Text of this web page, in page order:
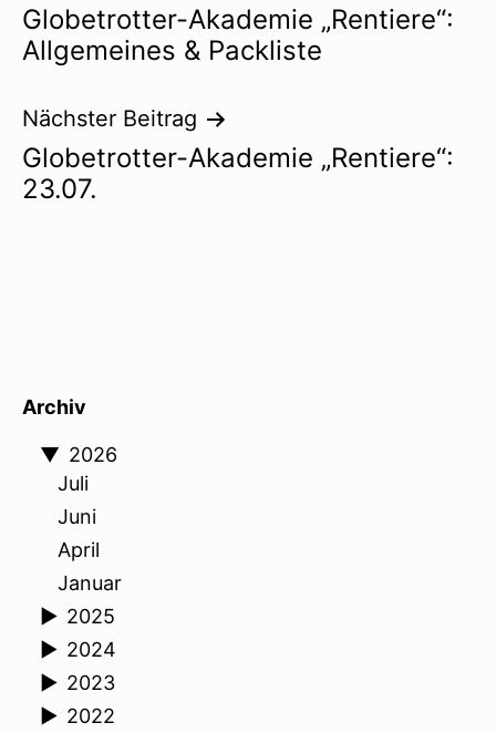
Globetrotter-Akademie „Rentiere“:
Allgemeines & Packliste
Nächster Beitrag
Globetrotter-Akademie „Rentiere“:
23.07.
Archiv
▼ 2026
Juli
Juni
April
Januar
► 2025
► 2024
► 2023
► 2022